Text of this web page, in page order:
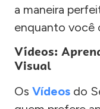
a maneira
enquanto você
Vídeos:
Visual
Os Vídeos do